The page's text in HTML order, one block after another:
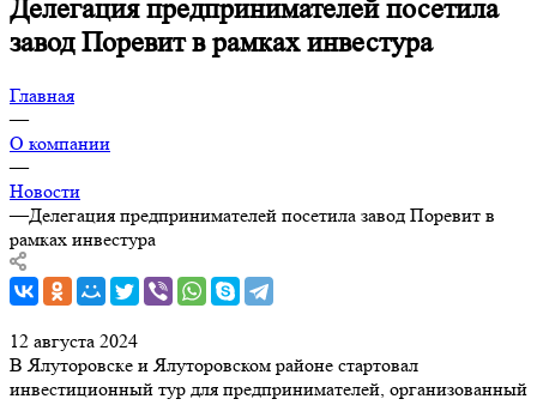
Делегация предпринимателей посетила
завод Поревит в рамках инвестура
Главная
—
О компании
—
Новости
—Делегация предпринимателей посетила завод Поревит в
рамках инвестура
12 августа 2024
В Ялуторовске и Ялуторовском районе стартовал
инвестиционный тур для предпринимателей, организованный